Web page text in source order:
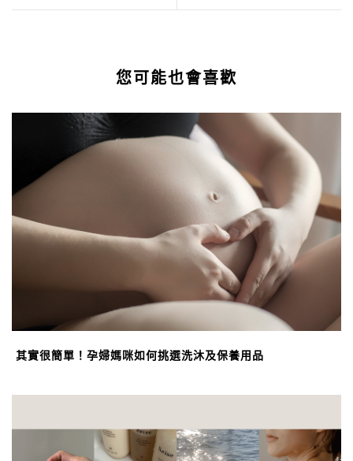
您可能也會喜歡
其實很簡單！孕婦媽咪如何挑選洗沐及保養用品